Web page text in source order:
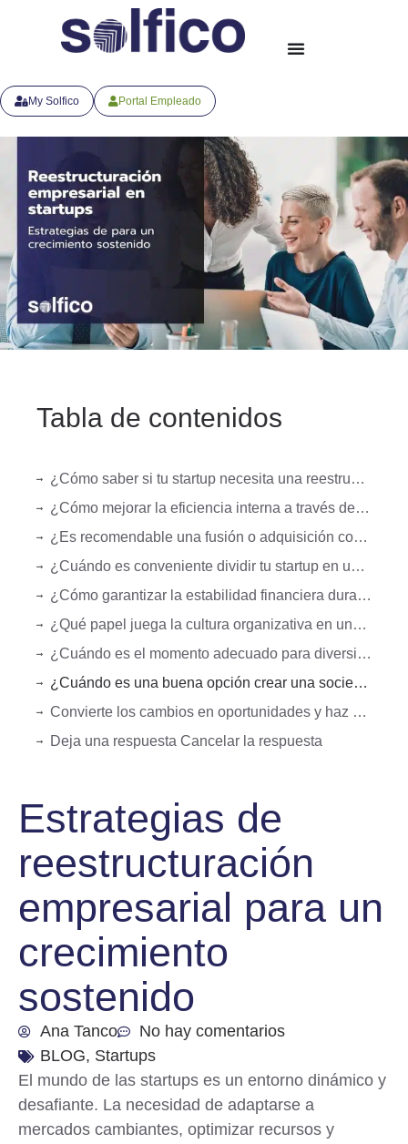
My Solfico Portal Empleado
Tabla de contenidos
¿Cómo saber si tu startup necesita una reestructuración empresarial?
¿Cómo mejorar la eficiencia interna a través de la reestructuración?
¿Es recomendable una fusión o adquisición como estrategia de crecimiento para tu startup?
¿Cuándo es conveniente dividir tu startup en unidades de negocio?
¿Cómo garantizar la estabilidad financiera durante la reestructuración?
¿Qué papel juega la cultura organizativa en una reestructuración exitosa?
¿Cuándo es el momento adecuado para diversificar o expandir tu negocio?
¿Cuándo es una buena opción crear una sociedad holding en una startup?
Convierte los cambios en oportunidades y haz crecer tu startup
Deja una respuesta Cancelar la respuesta
Estrategias de
reestructuración
empresarial para un
crecimiento
sostenido
Ana Tanco
No hay comentarios
BLOG, Startups
El mundo de las startups es un entorno dinámico y
desafiante. La necesidad de adaptarse a
mercados cambiantes, optimizar recursos y